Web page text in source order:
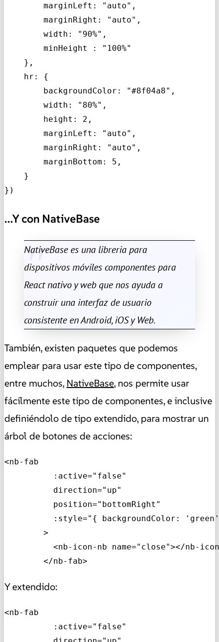
marginLeft: "auto",
marginRight: "auto",
width: "90%",
minHeight : "100%"
},
hr: {
backgroundColor: "#8f04a8",
width: "80%",
height: 2,
marginLeft: "auto",
marginRight: "auto",
marginBottom: 5,
}
})
...Y con NativeBase
NativeBase es una libreria para
dispositivos móviles componentes para
React nativo y web que nos ayuda a
construir una interfaz de usuario
consistente en Android, iOS y Web.
También, existen paquetes que podemos
emplear para usar este tipo de componentes,
entre muchos,NativeBase, nos permite usar
fácilmente este tipo de componentes, e inclusive
definiéndolo de tipo extendido, para mostrar un
árbol de botones de acciones:
<nb-fab
:active="false"
direction="up"
position="bottomRight"
:style="{ backgroundColor:
>
<nb-icon-nb name="close"></nb-
</nb-fab>
Y extendido:
<nb-fab
:active="false"